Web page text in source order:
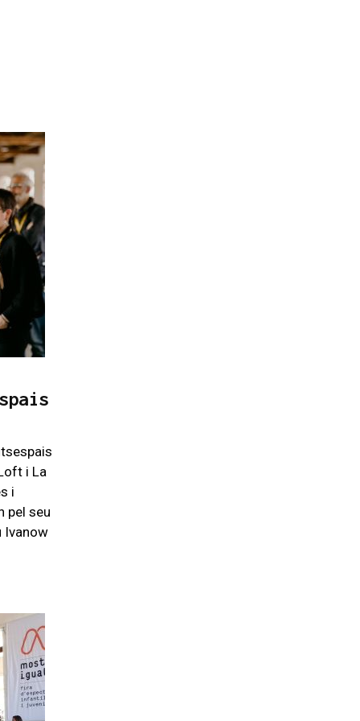
i La
i
pel seu
Ivanow